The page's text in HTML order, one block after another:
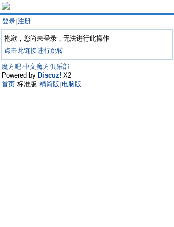
登录 注册
抱歉，您尚未登录，无法进行此操作
点击此链接进行跳转
魔方吧·中文魔方俱乐部
Powered by Discuz! X2
首页 标准版 精简版 电脑版